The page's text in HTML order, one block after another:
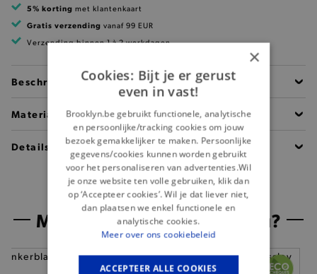
5% korting met klantenkaart
Gratis verzending vanaf 99 EUR
Verzending binnen 1 à 2 werkdagen
Beschrijving
Materiaal
Details
Misschien is dit iets voor jou?
×
Cookies: Bijt je er gerust
even in vast!
Brooklyn.be gebruikt functionele, analytische
en persoonlijke/tracking cookies om jouw
bezoek gemakkelijker te maken. Persoonlijke
gegevens/cookies kunnen worden gebruikt
voor het personaliseren van advertenties.Wil
je onze website ten volle gebruiken, klik dan
op ‘Accepteer cookies’. Wil je dat liever niet,
dan plaatsen we enkel functionele en
analytische cookies.
Meer over ons cookiebeleid
ACCEPTEER ALLE COOKIES